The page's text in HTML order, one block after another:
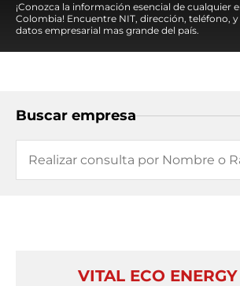
¡Conozca la información esencial de cualquier
Colombia! Encuentre NIT, dirección, teléfono, y
datos empresarial mas grande del país.
Buscar empresa
VITAL ECO